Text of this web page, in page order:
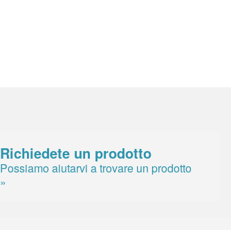
Richiedete un prodotto
Possiamo aiutarvi a trovare un prodotto
»